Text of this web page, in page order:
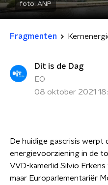
foto: ANP
Fragmenten
Dit is de Dag
EO
08 oktober 2021
De huidige gascrisis werpt
energievoorziening in de
VVD-kamerlid Silvio
maar Europarlementariër